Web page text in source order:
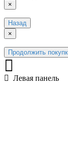
×
Назад
×
Продолжить
Левая панель